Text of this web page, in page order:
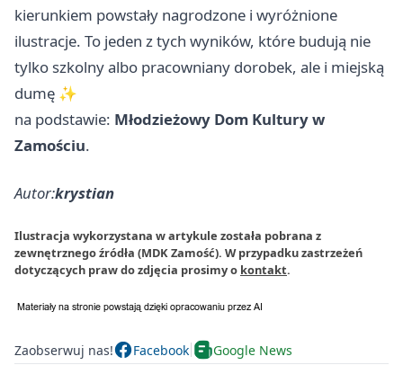
kierunkiem powstały nagrodzone i wyróżnione
ilustracje. To jeden z tych wyników, które budują nie
tylko szkolny albo pracowniany dorobek, ale i miejską
dumę ✨
na podstawie: Młodzieżowy Dom Kultury w
Zamościu.
Autor:krystian
Ilustracja wykorzystana w artykule została pobrana z
zewnętrznego źródła (MDK Zamość). W przypadku zastrzeżeń
dotyczących praw do zdjęcia prosimy o kontakt.
Zaobserwuj nas! Facebook Google News